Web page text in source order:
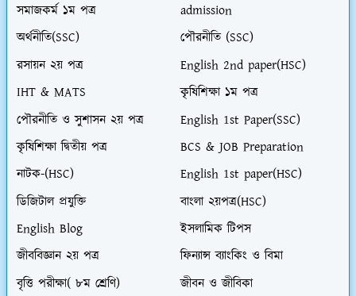
সমাজকর্ম ১ম পত্র
admission
অর্থনীতি(SSC)
পৌরনীতি (SSC)
রসায়ন ২য় পত্র
English 2nd paper(HSC)
IHT & MATS
কৃষিশিক্ষা ১ম পত্র
পৌরনীতি ও সুশাসন ২য় পত্র
English 1st Paper(SSC)
কৃষিশিক্ষা দ্বিতীয় পত্র
BCS & JOB Preparation
নাটক-(HSC)
English 1st paper(HSC)
ডিজিটাল প্রযুক্তি
বাংলা ২য়পত্র(HSC)
English Blog
ইসলামিক টিপস
জীববিজ্ঞান ২য় পত্র
ফিন্যান্স ব্যাংকিং ও বিমা
বৃত্তি পরীক্ষা( ৮ম শ্রেণি)
জীবন ও জীবিকা